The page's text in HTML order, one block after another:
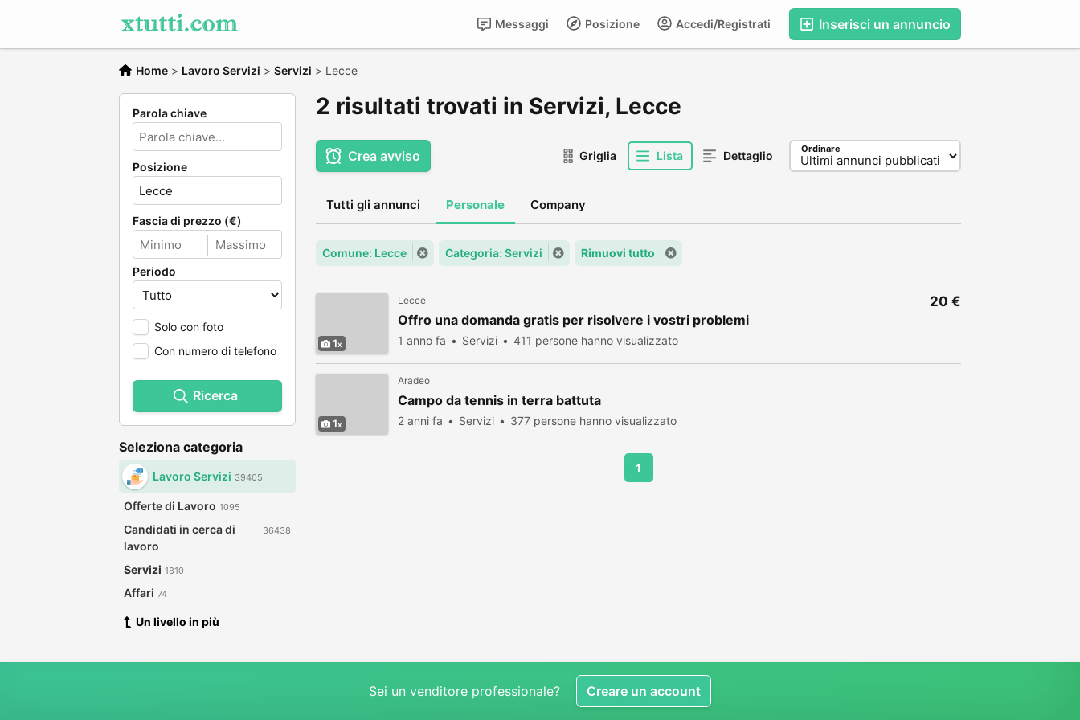
Inserisci un annuncio
Accedi/Registrati
Posizione
Messaggi
Home > Lavoro Servizi > Servizi > Lecce
Parola chiave
Posizione
Fascia di prezzo (€)
Periodo
Solo con foto
Con numero di telefono
Ricerca
Seleziona categoria
Lavoro Servizi 39405
Offerte di Lavoro 1095
Candidati in cerca di
lavoro
36438
Servizi 1810
Affari 74
Un livello in più
2 risultati trovati in Servizi, Lecce
Crea avviso Griglia Lista Dettaglio Ordinare
Tutti gli annunci Personale Company
Comune: Lecce Categoria: Servizi Rimuovi tutto
1
Lecce
Offro una domanda gratis per risolvere i vostri problemi
1 anno fa Servizi 411 persone hanno visualizzato
20 €
1
Aradeo
Campo da tennis in terra battuta
2 anni fa Servizi 377 persone hanno visualizzato
1
Sei un venditore professionale? Creare un account